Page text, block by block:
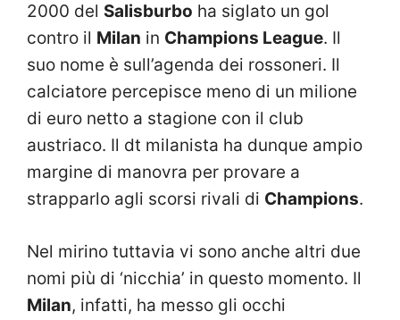
2000 del Salisburbo ha siglato un gol
contro il Milan in Champions League. Il
suo nome è sull’agenda dei rossoneri. Il
calciatore percepisce meno di un milione
di euro netto a stagione con il club
austriaco. Il dt milanista ha dunque ampio
margine di manovra per provare a
strapparlo agli scorsi rivali di Champions.
Nel mirino tuttavia vi sono anche altri due
nomi più di ‘nicchia’ in questo momento. Il
Milan, infatti, ha messo gli occhi